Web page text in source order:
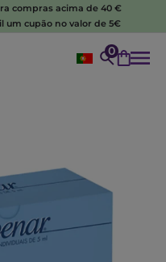
compras acima de 40 €
um cupão no valor de 5€
0